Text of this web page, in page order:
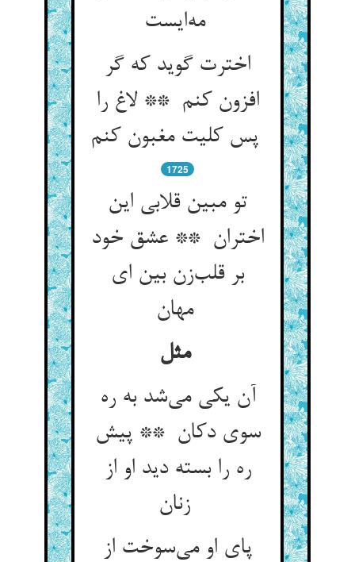
مه‌ایست
اخترت گوید که گر
افزون کنم ** لاغ را
1725
تو مبین قلابی این
اختران ** عشق خود
بر قلب‌زن بین ای
مهان
مثل
آن یکی می‌شد به ره
سوی دکان ** پیش
ره را بسته دید او از
پای او می‌سوخت از